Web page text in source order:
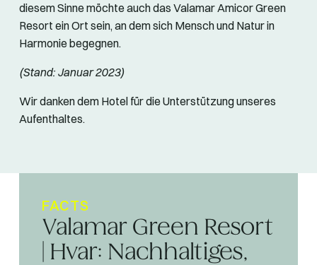
diesem Sinne möchte auch das Valamar Amicor Green
Resort ein Ort sein, an dem sich Mensch und Natur in
Harmonie begegnen.
(Stand: Januar 2023)
Wir danken dem Hotel für die Unterstützung unseres
Aufenthaltes.
FACTS
Valamar Green Resort
| Hvar: Nachhaltiges,